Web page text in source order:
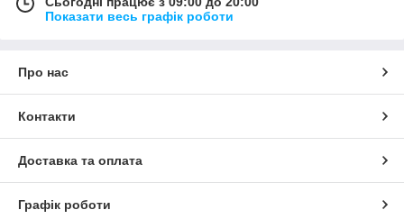
Показати весь графік роботи
Про нас
Контакти
Доставка та оплата
Графік роботи